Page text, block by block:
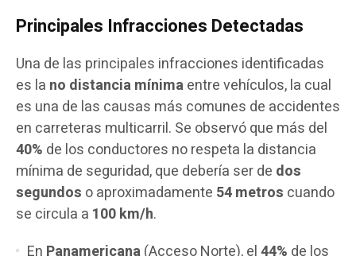
Principales Infracciones Detectadas
Una de las principales infracciones identificadas
es la no distancia mínimaentre vehículos, la cual
es una de las causas más comunes de accidentes
en carreteras multicarril. Se observó que más del
40% de los conductores no respeta la distancia
mínima de seguridad, que debería ser de dos
segundos o aproximadamente 54 metros cuando
se circula a 100 km/h.
En Panamericana(Acceso Norte), el44% de los